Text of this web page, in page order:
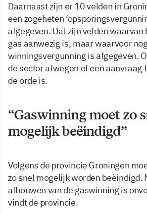
Daarnaast zijn er 10 velden in
een zogeheten
afgegeven. Dat zijn velden waarvan
gas aanwezig is, maar waarvoor
winningsvergunning is afgegeven.
de sector afwegen of een aanvraag
de orde is.
“Gaswinning moet zo
mogelijk beëindigd”
Volgens de provincie Groningen
zo snel mogelijk worden beëindigd.
afbouwen van de gaswinning is
vindt de provincie.